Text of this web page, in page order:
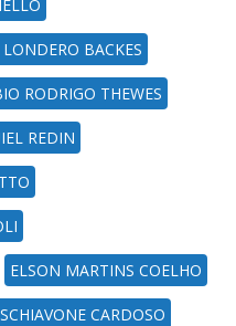
BACKES
RODRIGO THEWES
REDIN
ELSON MARTINS COELHO
CARDOSO